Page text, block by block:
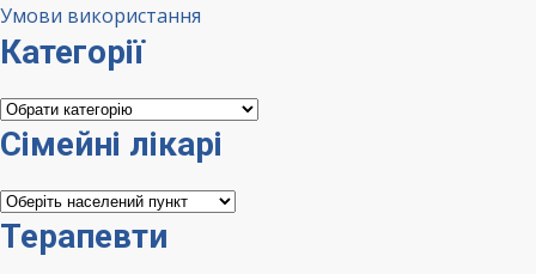
Умови використання
Категорії
Категорії
Сімейні лікарі
Сімейні
лікарі
Терапевти